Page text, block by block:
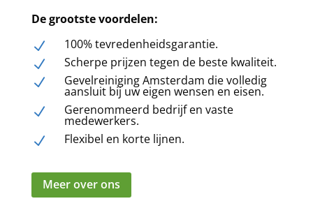
De grootste voordelen:
N
100% tevredenheidsgarantie.
N
Scherpe prijzen tegen de beste kwaliteit.
N
Gevelreiniging Amsterdam die volledig
aansluit bij uw eigen wensen en eisen.
N
Gerenommeerd bedrijf en vaste
medewerkers.
N
Flexibel en korte lijnen.
Meer over ons